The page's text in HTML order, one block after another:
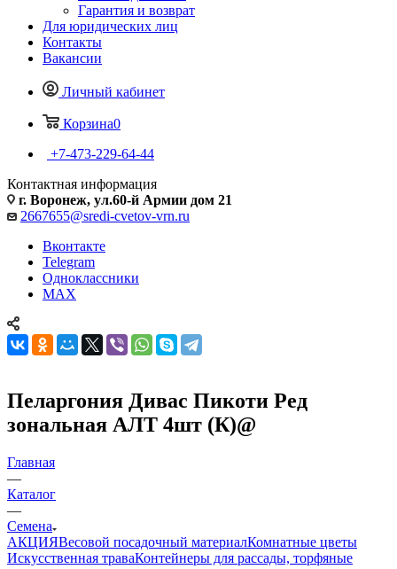
Гарантия и возврат
Для юридических лиц
Контакты
Вакансии
Личный кабинет
Корзина0
+7-473-229-64-44
Контактная информация
г. Воронеж, ул.60-й Армии дом 21
2667655@sredi-cvetov-vrn.ru
Вконтакте
Telegram
Одноклассники
MAX
Пеларгония Дивас Пикоти Ред
зональная АЛТ 4шт (К)@
Главная
—
Каталог
—
Семена
АКЦИЯВесовой посадочный материалКомнатные цветы
Искусственная траваКонтейнеры для рассады, торфяные